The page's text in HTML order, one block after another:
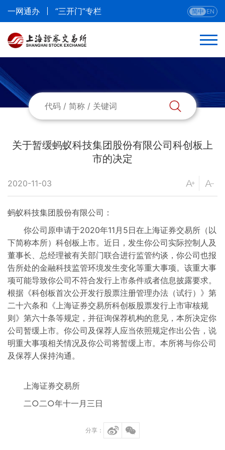
一网通办 “三开门”专栏 简中 EN
最新公告
发行上市公告
定期报告预约情况
定期报告
业绩说明会
上市公司经营业绩概览
公告摘要
风险警示板
科创板风险提示
关于暂缓蚂蚁科技集团股份有限公司科创板上
市的决定
2020-11-03
蚂蚁科技集团股份有限公司：
你公司原申请于2020年11月5日在上海证券交易所（以
下简称本所）科创板上市。近日，发生你公司实际控制人及
董事长、总经理被有关部门联合进行监管约谈，你公司也报
告所处的金融科技监管环境发生变化等重大事项。该重大事
项可能导致你公司不符合发行上市条件或者信息披露要求。
根据《科创板首次公开发行股票注册管理办法（试行）》第
二十六条和《上海证券交易所科创板股票发行上市审核规
则》第六十条等规定，并征询保荐机构的意见，本所决定你
公司暂缓上市。你公司及保荐人应当依照规定作出公告，说
明重大事项相关情况及你公司将暂缓上市。本所将与你公司
及保荐人保持沟通。
上海证券交易所
二○二○年十一月三日
分享：